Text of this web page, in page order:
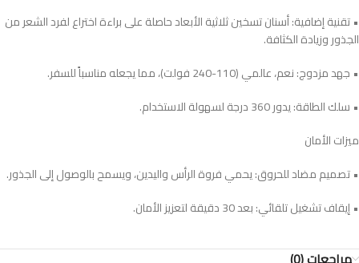
• تقنية إضافية: أسنان تسخين ثلاثية الأبعاد حاصلة على براءة اختراع لفرد الشعر من
الجذور وزيادة الكثافة.
• جهد مزدوج: نعم، عالمي (110-240 فولت)، مما يجعله مناسباً للسفر.
• سلك الطاقة: يدور 360 درجة لسهولة الاستخدام.
ميزات الأمان
• تصميم مضاد للحروق: يحمي فروة الرأس واليدين، ويسمح بالوصول إلى الجذور.
• إيقاف تشغيل تلقائي: بعد 30 دقيقة لتعزيز الأمان.